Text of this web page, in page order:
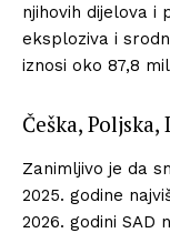
njihovih dijelova i
eksploziva i
iznosi oko 87,8
Češka,
Zanimljivo je da
2025. godine
2026. godini SAD